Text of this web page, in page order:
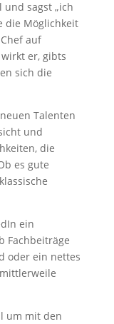
sagst „ich
die Möglichkeit
auf
er, gibts
sich die
Talenten
und
die
es gute
ein
Fachbeiträge
oder ein nettes
um mit den